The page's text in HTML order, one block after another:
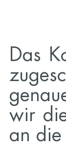
Das
wir
an